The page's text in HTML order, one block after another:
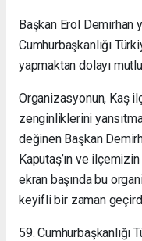
Başkan Erol Demirhan
Cumhurbaşkanlığı
yapmaktan dolayı
Organizasyonun, Kaş
zenginliklerini
değinen Başkan
Kaputaş’ın ve
ekran başında bu
keyifli bir zaman
59. Cumhurbaşkanlığı